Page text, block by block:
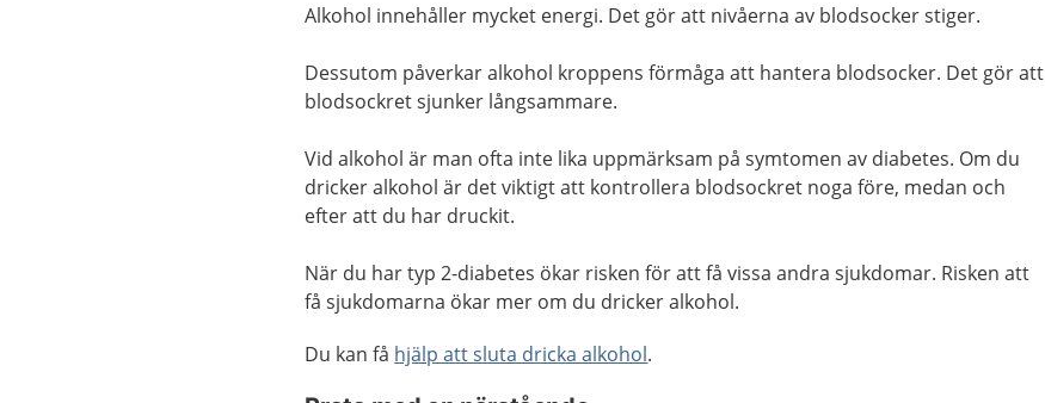
Alkohol innehåller mycket energi. Det gör att nivåerna av blodsocker stiger.
Dessutom påverkar alkohol kroppens förmåga att hantera blodsocker. Det gör att
blodsockret sjunker långsammare.
Vid alkohol är man ofta inte lika uppmärksam på symtomen av diabetes. Om du
dricker alkohol är det viktigt att kontrollera blodsockret noga före, medan och
efter att du har druckit.
När du har typ 2-diabetes ökar risken för att få vissa andra sjukdomar. Risken att
få sjukdomarna ökar mer om du dricker alkohol.
Du kan få hjälp att sluta dricka alkohol.